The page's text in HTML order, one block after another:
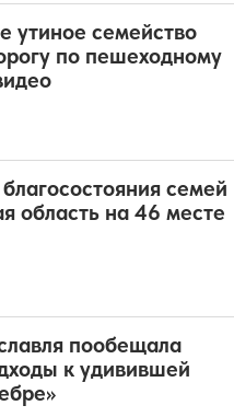
утиное семейство
по пешеходному
семей
область на 46 месте
пообещала
к удивившей